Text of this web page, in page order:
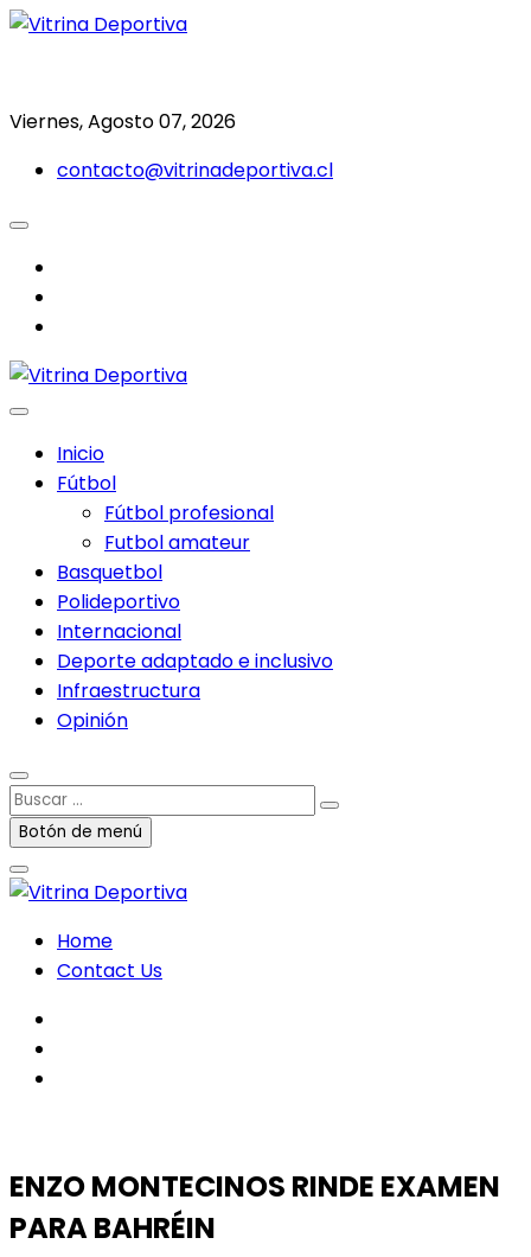
Saltar
Viernes, Agosto 07, 2026
contacto@vitrinadeportiva.cl
Inicio
Fútbol
Fútbol profesional
Futbol amateur
Basquetbol
Polideportivo
Internacional
Deporte adaptado e inclusivo
Infraestructura
Opinión
Buscar
…Botón de menú
Home
Contact Us
ENZO MONTECINOS RINDE EXAMEN
PARA BAHRÉIN